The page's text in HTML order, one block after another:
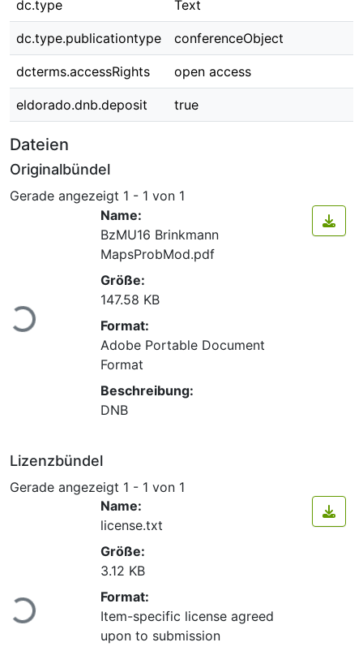
dc.type Text
dc.type.publicationtype conferenceObject
dcterms.accessRights open access
eldorado.dnb.deposit true
Dateien
Originalbündel
Gerade angezeigt 1 - 1 von 1
Lade...
Name:
BzMU16 Brinkmann
MapsProbMod.pdf
Größe:
147.58 KB
Format:
Adobe Portable Document
Format
Beschreibung:
DNB
Lizenzbündel
Gerade angezeigt 1 - 1 von 1
Lade...
Name:
license.txt
Größe:
3.12 KB
Format:
Item-specific license agreed
upon to submission